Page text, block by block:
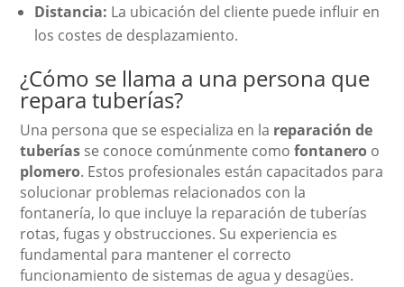
Distancia: La ubicación del cliente puede influir en
los costes de desplazamiento.
¿Cómo se llama a una persona que
repara tuberías?
Una persona que se especializa en la reparación de
tuberías se conoce comúnmente comofontanero o
plomero. Estos profesionales están capacitados para
solucionar problemas relacionados con la
fontanería, lo que incluye la reparación de tuberías
rotas, fugas y obstrucciones. Su experiencia es
fundamental para mantener el correcto
funcionamiento de sistemas de agua y desagües.